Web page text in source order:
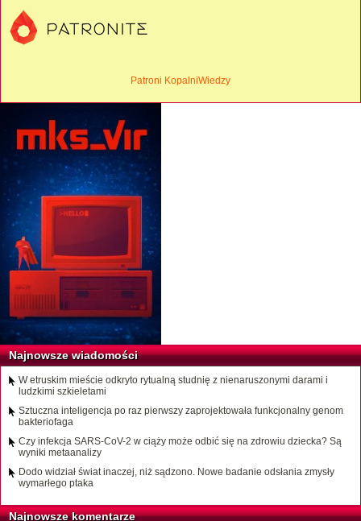
Patroni KopalniWiedzy
Najnowsze wiadomości
W etruskim mieście odkryto rytualną studnię z nienaruszonymi darami i
ludzkimi szkieletami
Sztuczna inteligencja po raz pierwszy zaprojektowała funkcjonalny genom
bakteriofaga
Czy infekcja SARS-CoV-2 w ciąży może odbić się na zdrowiu dziecka? Są
wyniki metaanalizy
Dodo widział świat inaczej, niż sądzono. Nowe badanie odsłania zmysły
wymarłego ptaka
Najnowsze komentarze